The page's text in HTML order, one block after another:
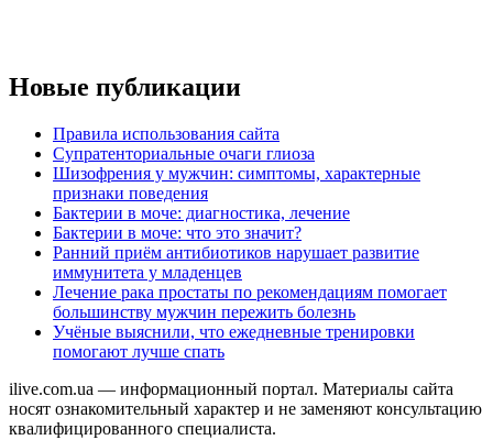
Новые публикации
Правила использования сайта
Супратенториальные очаги глиоза
Шизофрения у мужчин: симптомы, характерные
признаки поведения
Бактерии в моче: диагностика, лечение
Бактерии в моче: что это значит?
Ранний приём антибиотиков нарушает развитие
иммунитета у младенцев
Лечение рака простаты по рекомендациям помогает
большинству мужчин пережить болезнь
Учёные выяснили, что ежедневные тренировки
помогают лучше спать
ilive.com.ua — информационный портал. Материалы сайта
носят ознакомительный характер и не заменяют консультацию
квалифицированного специалиста.